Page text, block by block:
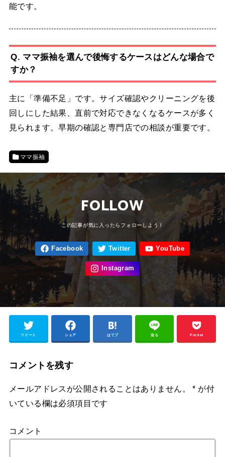
能です。
Q. ママ振袖を選んで後悔するケースはどんな場合で
すか？
主に「準備不足」です。サイズ確認やクリーニングを後
回しにした結果、直前で対応できなくなるケースが多く
見られます。早期の確認と専門店での相談が重要です。
ママ振袖
FOLLOW
ツイート シェア はてブ 送る Pocket
コメントを残す
メールアドレスが公開されることはありません。 * が付
いている欄は必須項目です
コメント